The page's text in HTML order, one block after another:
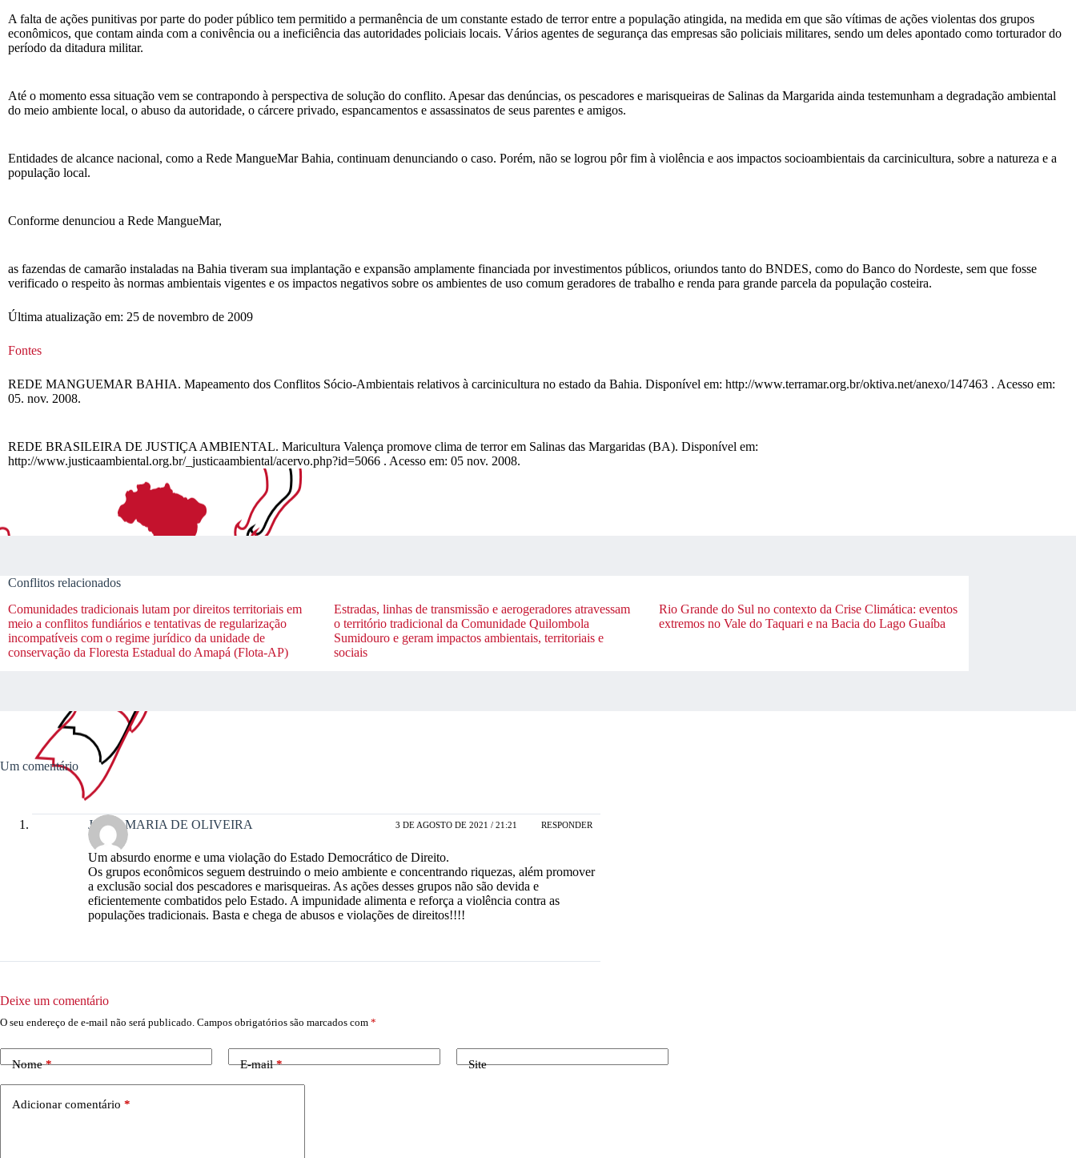
A falta de ações punitivas por parte do poder público tem permitido a permanência de um constante estado de terror entre a população atingida, na medida em que são vítimas de ações violentas dos grupos
econômicos, que contam ainda com a conivência ou a ineficiência das autoridades policiais locais. Vários agentes de segurança das empresas são policiais militares, sendo um deles apontado como torturador do
período da ditadura militar.
Até o momento essa situação vem se contrapondo à perspectiva de solução do conflito. Apesar das denúncias, os pescadores e marisqueiras de Salinas da Margarida ainda testemunham a degradação ambiental
do meio ambiente local, o abuso da autoridade, o cárcere privado, espancamentos e assassinatos de seus parentes e amigos.
Entidades de alcance nacional, como a Rede MangueMar Bahia, continuam denunciando o caso. Porém, não se logrou pôr fim à violência e aos impactos socioambientais da carcinicultura, sobre a natureza e a
população local.
Conforme denunciou a Rede MangueMar,
as fazendas de camarão instaladas na Bahia tiveram sua implantação e expansão amplamente financiada por investimentos públicos, oriundos tanto do BNDES, como do Banco do Nordeste, sem que fosse
verificado o respeito às normas ambientais vigentes e os impactos negativos sobre os ambientes de uso comum geradores de trabalho e renda para grande parcela da população costeira.
Última atualização em: 25 de novembro de 2009
Fontes
REDE MANGUEMAR BAHIA. Mapeamento dos Conflitos Sócio-Ambientais relativos à carcinicultura no estado da Bahia. Disponível em: http://www.terramar.org.br/oktiva.net/anexo/147463 . Acesso em:
05. nov. 2008.
REDE BRASILEIRA DE JUSTIÇA AMBIENTAL. Maricultura Valença promove clima de terror em Salinas das Margaridas (BA). Disponível em:
http://www.justicaambiental.org.br/_justicaambiental/acervo.php?id=5066 . Acesso em: 05 nov. 2008.
Conflitos relacionados
Comunidades tradicionais lutam por direitos territoriais em
meio a conflitos fundiários e tentativas de regularização
incompatíveis com o regime jurídico da unidade de
conservação da Floresta Estadual do Amapá (Flota-AP)
Estradas, linhas de transmissão e aerogeradores atravessam
o território tradicional da Comunidade Quilombola
Sumidouro e geram impactos ambientais, territoriais e
sociais
Rio Grande do Sul no contexto da Crise Climática: eventos
extremos no Vale do Taquari e na Bacia do Lago Guaíba
Um comentário
JOÃO MARIA DE OLIVEIRA 3 DE AGOSTO DE 2021 / 21:21 RESPONDER
Um absurdo enorme e uma violação do Estado Democrático de Direito.
Os grupos econômicos seguem destruindo o meio ambiente e concentrando riquezas, além promover
a exclusão social dos pescadores e marisqueiras. As ações desses grupos não são devida e
eficientemente combatidos pelo Estado. A impunidade alimenta e reforça a violência contra as
populações tradicionais. Basta e chega de abusos e violações de direitos!!!!
Deixe um comentário
O seu endereço de e-mail não será publicado. Campos obrigatórios são marcados com *
Nome* E-mail* Site
Adicionar comentário *